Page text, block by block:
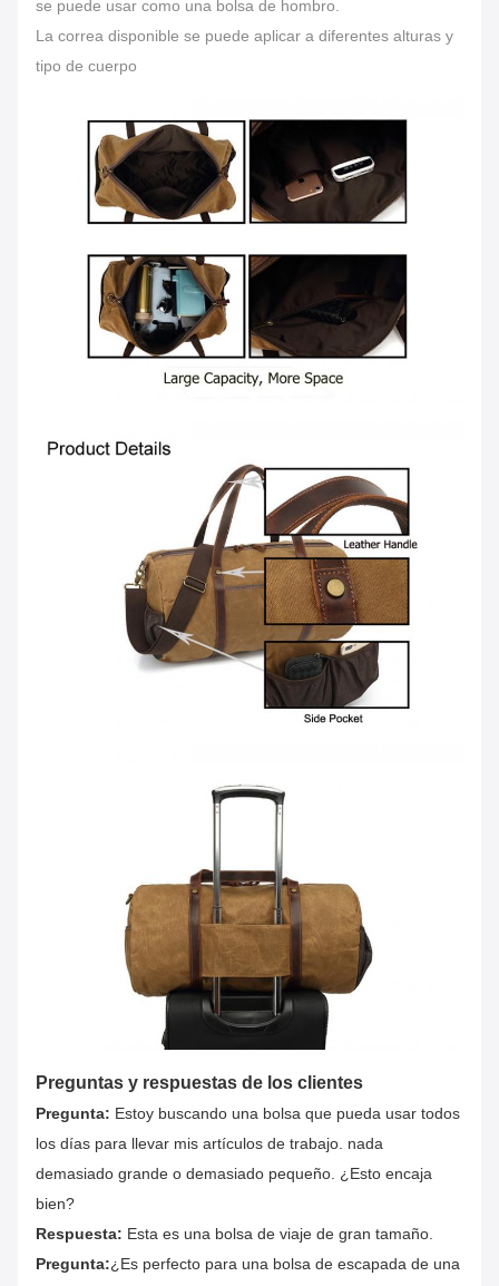
se puede usar como una bolsa de hombro.
La correa disponible se puede aplicar a diferentes alturas y
tipo de cuerpo
Preguntas y respuestas de los clientes
Pregunta: Estoy buscando una bolsa que pueda usar todos
los días para llevar mis artículos de trabajo. nada
demasiado grande o demasiado pequeño. ¿Esto encaja
bien?
Respuesta: Esta es una bolsa de viaje de gran tamaño.
Pregunta:¿Es perfecto para una bolsa de escapada de una